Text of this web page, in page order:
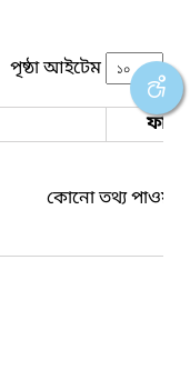
পৃষ্ঠা আইটেম
ফাইল
কোনো তথ্য পাওয়া